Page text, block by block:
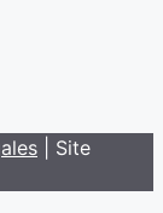
| Site